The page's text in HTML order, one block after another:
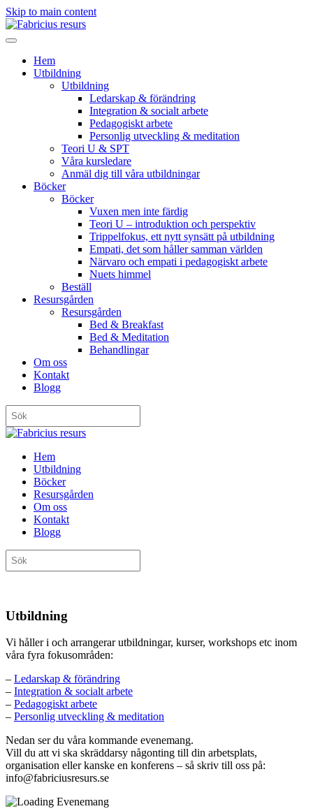
Skip to main content
Hem
Utbildning
Utbildning
Ledarskap & förändring
Integration & socialt arbete
Pedagogiskt arbete
Personlig utveckling & meditation
Teori U & SPT
Våra kursledare
Anmäl dig till våra utbildningar
Böcker
Böcker
Vuxen men inte färdig
Teori U – introduktion och perspektiv
Trippelfokus, ett nytt synsätt på utbildning
Empati, det som håller samman världen
Närvaro och empati i pedagogiskt arbete
Nuets himmel
Beställ
Resursgården
Resursgården
Bed & Breakfast
Bed & Meditation
Behandlingar
Om oss
Kontakt
Blogg
Hem
Utbildning
Böcker
Resursgården
Om oss
Kontakt
Blogg
Utbildning
Vi håller i och arrangerar utbildningar, kurser, workshops etc inom
våra fyra fokusområden:
– Ledarskap & förändring
– Integration & socialt arbete
– Pedagogiskt arbete
– Personlig utveckling & meditation
Nedan ser du våra kommande evenemang.
Vill du att vi ska skräddarsy någonting till din arbetsplats,
organisation eller kanske en konferens – så skriv till oss på:
info@fabriciusresurs.se